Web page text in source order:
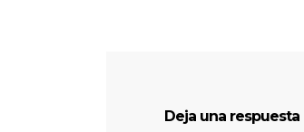
Deja una respuesta